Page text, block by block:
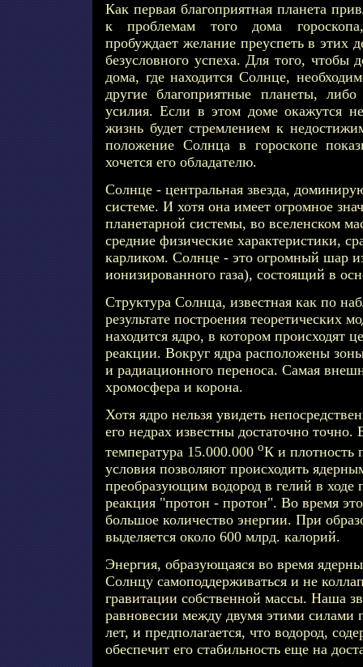
Как первая благоприятная планета
к проблемам того дома
пробуждает желание преуспеть в этих
безусловного успеха. Для того, чтобы
дома, где находится Солнце,
другие благоприятные планеты,
усилия. Если в этом доме окажутся
жизнь будет стремлением к
положение Солнца в гороскопе
хочется его обладателю.
Солнце - центральная звезда,
системе. И хотя она имеет огромное
планетарной системы, во вселенском
средние физические характеристики,
карликом. Солнце - это огромный шар
ионизированного газа), состоящий в
Структура Солнца, известная как по
результате построения теоретических
находится ядро, в котором происходят
реакции. Вокруг ядра расположены
и радиационного переноса. Самая
хромосфера и корона.
Хотя ядро нельзя увидеть
его недрах известны достаточно точно.
температура 15.000.000 оК и плотность
условия позволяют происходить
преобразующим водород в гелий в ходе
реакция "протон - протон". Во время
большое количество энергии. При
выделяется около 600 млрд. калорий.
Энергия, образующаяся во время
Солнцу самоподдерживаться и не
гравитации собственной массы. Наша
равновесии между двумя этими силами
лет, и предполагается, что водород,
обеспечит его стабильность еще на